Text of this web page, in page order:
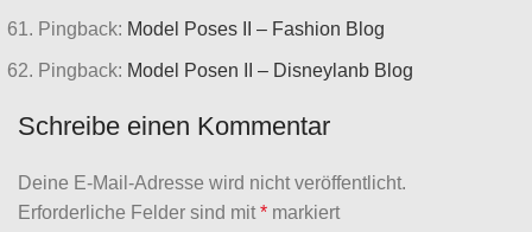
Pingback: Model Poses II – Fashion Blog
Pingback: Model Posen II – Disneylanb Blog
Schreibe einen Kommentar
Deine E-Mail-Adresse wird nicht veröffentlicht.
Erforderliche Felder sind mit * markiert